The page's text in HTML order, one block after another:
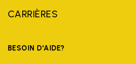
CARRIÈRES
BESOIN D'AIDE?